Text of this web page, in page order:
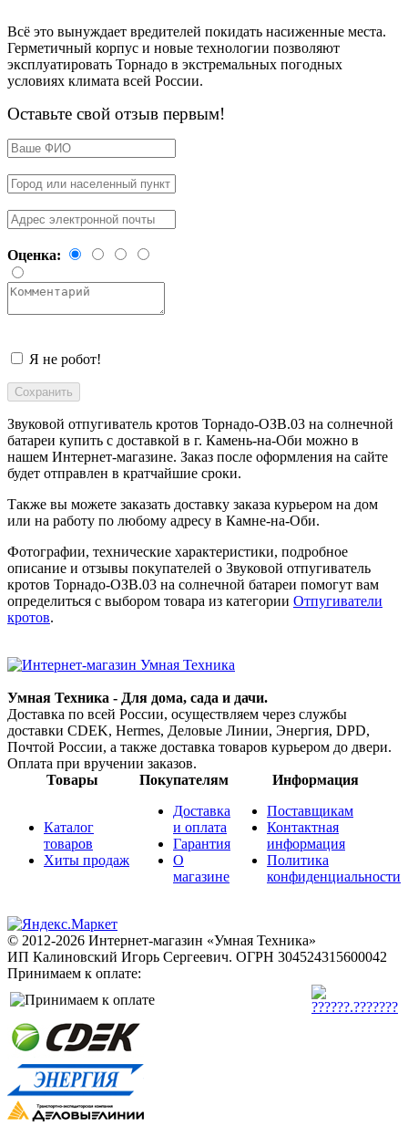
Всё это вынуждает вредителей покидать насиженные места.
Герметичный корпус и новые технологии позволяют
эксплуатировать Торнадо в экстремальных погодных
условиях климата всей России.
Оставьте свой отзыв первым!
Оценка:
Я не робот!
Звуковой отпугиватель кротов Торнадо-ОЗВ.03 на солнечной
батареи купить с доставкой в г. Камень-на-Оби можно в
нашем Интернет-магазине. Заказ после оформления на сайте
будет отправлен в кратчайшие сроки.
Также вы можете заказать доставку заказа курьером на дом
или на работу по любому адресу в Камне-на-Оби.
Фотографии, технические характеристики, подробное
описание и отзывы покупателей о Звуковой отпугиватель
кротов Торнадо-ОЗВ.03 на солнечной батареи помогут вам
определиться с выбором товара из категории Отпугиватели
кротов.
Умная Техника - Для дома, сада и дачи.
Доставка по всей России, осуществляем через службы
доставки CDEK, Hermes, Деловые Линии, Энергия, DPD,
Почтой России, а также доставка товаров курьером до двери.
Оплата при вручении заказов.
Товары
Покупателям Информация
Каталог
товаров
Хиты продаж
Доставка
и оплата
Гарантия
О
магазине
Поставщикам
Контактная
информация
Политика
конфиденциальности
© 2012-2026 Интернет-магазин «Умная Техника»
ИП Калиновский Игорь Сергеевич. ОГРН 304524315600042
Принимаем к оплате: